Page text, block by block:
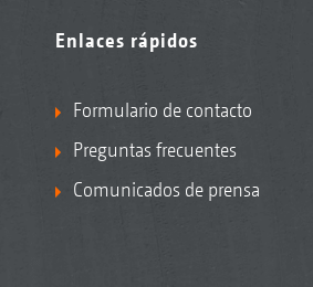
Enlaces rápidos
Formulario de contacto
Preguntas frecuentes
Comunicados de prensa